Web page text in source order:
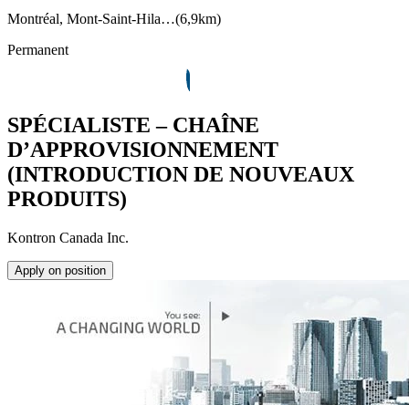
Montréal, Mont-Saint-Hila…(6,9km)
Permanent
SPÉCIALISTE – CHAÎNE
D’APPROVISIONNEMENT
(INTRODUCTION DE NOUVEAUX
PRODUITS)
Kontron Canada Inc.
Apply on position